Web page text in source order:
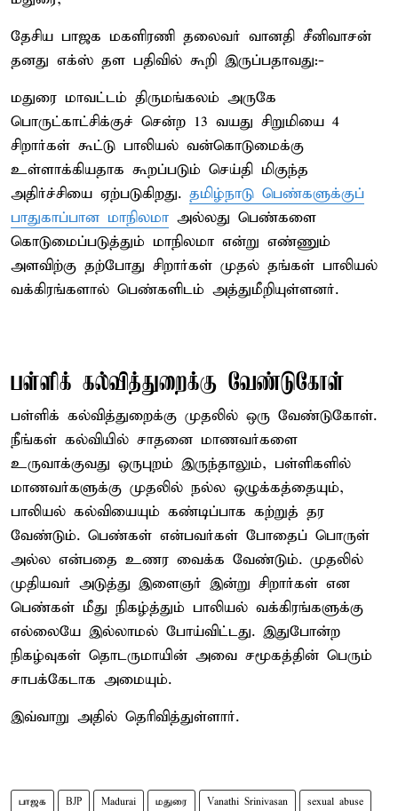
தேசிய பாஜக மகளிரணி தலைவர் வானதி சீனிவாசன்
தனது எக்ஸ் தள பதிவில் கூறி இருப்பதாவது:-
மதுரை மாவட்டம் திருமங்கலம் அருகே
பொருட்காட்சிக்குச் சென்ற 13 வயது சிறுமியை 4
சிறார்கள் கூட்டு பாலியல் வன்கொடுமைக்கு
உள்ளாக்கியதாக கூறப்படும் செய்தி மிகுந்த
அதிர்ச்சியை ஏற்படுகிறது. தமிழ்நாடு பெண்களுக்குப்
பாதுகாப்பான மாநிலமா அல்லது பெண்களை
கொடுமைப்படுத்தும் மாநிலமா என்று எண்ணும்
அளவிற்கு தற்போது சிறார்கள் முதல் தங்கள் பாலியல்
வக்கிரங்களால் பெண்களிடம் அத்துமீறியுள்ளனர்.
பள்ளிக் கல்வித்துறைக்கு வேண்டுகோள்
பள்ளிக் கல்வித்துறைக்கு முதலில் ஒரு வேண்டுகோள்.
நீங்கள் கல்வியில் சாதனை மாணவர்களை
உருவாக்குவது ஒருபுறம் இருந்தாலும், பள்ளிகளில்
மாணவர்களுக்கு முதலில் நல்ல ஒழுக்கத்தையும்,
பாலியல் கல்வியையும் கண்டிப்பாக கற்றுத் தர
வேண்டும். பெண்கள் என்பவர்கள் போதைப் பொருள்
அல்ல என்பதை உணர வைக்க வேண்டும். முதலில்
முதியவர் அடுத்து இளைஞர் இன்று சிறார்கள் என
பெண்கள் மீது நிகழ்த்தும் பாலியல் வக்கிரங்களுக்கு
எல்லையே இல்லாமல் போய்விட்டது. இதுபோன்ற
நிகழ்வுகள் தொடருமாயின் அவை சமூகத்தின் பெரும்
சாபக்கேடாக அமையும்.
இவ்வாறு அதில் தெரிவித்துள்ளார்.
பாஜக BJP Madurai மதுரை Vanathi Srinivasan sexual abuse